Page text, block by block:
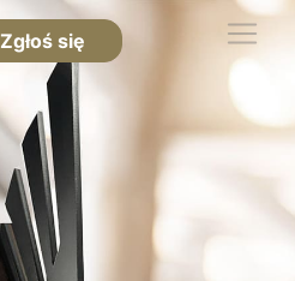
Zgłoś się